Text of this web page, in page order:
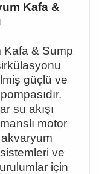
Kafa &
Kafa & Sump
ü lasyonu
ş güç ü ve
ıdır.
su akışı
ı motor
akvaryum
ve
için